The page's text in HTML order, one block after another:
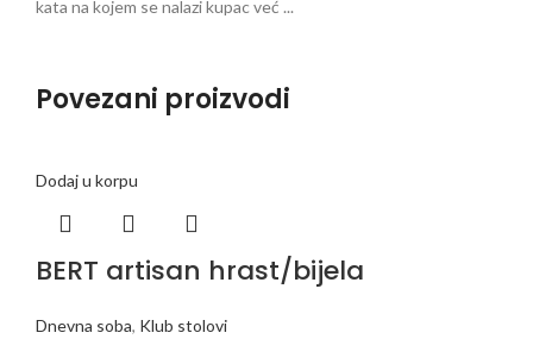
kata na kojem se nalazi kupac već ...
Povezani proizvodi
Dodaj u korpu
BERT artisan hrast/bijela
Dnevna soba, Klub stolovi